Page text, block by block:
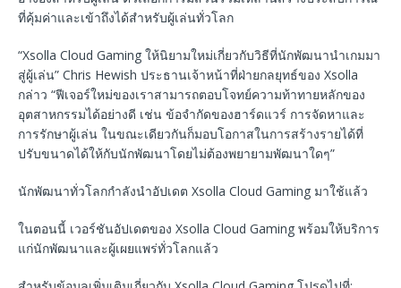
ที่คุ้มค่าและเข้าถึงได้สำหรับผู้เล่นทั่วโลก
“Xsolla Cloud Gaming ให้นิยามใหม่เกี่ยวกับวิธีที่นักพัฒนานำเกมมา
สู่ผู้เล่น” Chris Hewish ประธานเจ้าหน้าที่ฝ่ายกลยุทธ์ของ Xsolla
กล่าว “ฟีเจอร์ใหม่ของเราสามารถตอบโจทย์ความท้าทายหลักของ
อุตสาหกรรมได้อย่างดี เช่น ข้อจำกัดของฮาร์ดแวร์ การจัดหาและ
การรักษาผู้เล่น ในขณะเดียวกันก็มอบโอกาสในการสร้างรายได้ที่
ปรับขนาดได้ให้กับนักพัฒนาโดยไม่ต้องพยายามพัฒนาใดๆ”
นักพัฒนาทั่วโลกกำลังนำอัปเดต Xsolla Cloud Gaming มาใช้แล้ว
ในตอนนี้ เวอร์ชันอัปเดตของ Xsolla Cloud Gaming พร้อมให้บริการ
แก่นักพัฒนาและผู้เผยแพร่ทั่วโลกแล้ว